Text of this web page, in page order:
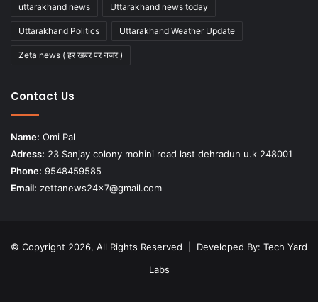
uttarakhand news Uttarakhand news today
Uttarakhand Politics Uttarakhand Weather Update
Zeta news ( हर खबर पर नजर )
Contact Us
Name: Omi Pal
Adress: 23 Sanjay colony mohini road last dehradun u.k 248001
Phone: 9548459585
Email: zettanews24x7@gmail.com
© Copyright 2026, All Rights Reserved | Developed By: Tech Yard
Labs